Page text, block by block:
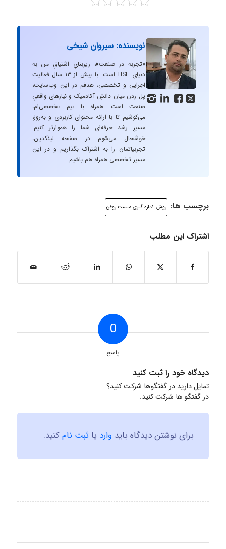
   
نویسنده: سیروان شیخی
«تجربه در صنعت»، زیربنایِ اشتیاقِ من به
دنیایِ HSE است. با بیش از ۱۳ سال فعالیت
اجرایی و تخصصی، هدفم در این وب‌سایت،
پل زدن میان دانشِ آکادمیک و نیازهای واقعیِ
صنعت است. همراه با تیم تخصصی‌ام،
می‌کوشیم تا با ارائه محتوای کاربردی و به‌روز،
مسیرِ رشد حرفه‌ای شما را هموارتر کنیم.
خوشحال می‌شوم در صفحه لینکدین،
تجربیاتمان را به اشتراک بگذاریم و در این
مسیر تخصصی همراه هم باشیم.
برچسب ها: روش اندازه گیری میست روغن
اشتراک این مطلب
0
پاسخ
دیدگاه خود را ثبت کنید
تمایل دارید در گفتگوها شرکت کنید؟
در گفتگو ها شرکت کنید.
برای نوشتن دیدگاه باید وارد یا ثبت نامکنید.